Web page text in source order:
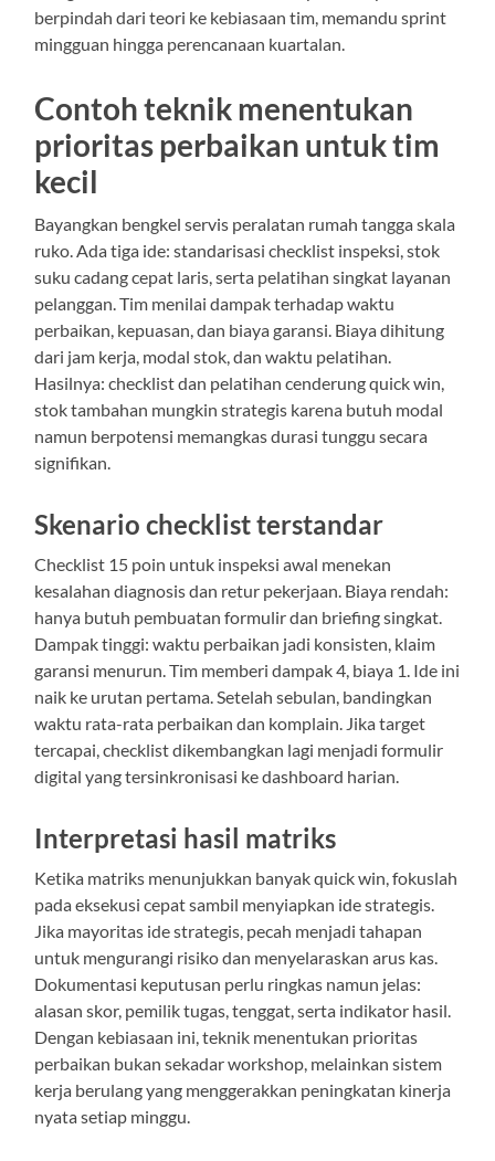
berpindah dari teori ke kebiasaan tim, memandu sprint
mingguan hingga perencanaan kuartalan.
Contoh teknik menentukan
prioritas perbaikan untuk tim
kecil
Bayangkan bengkel servis peralatan rumah tangga skala
ruko. Ada tiga ide: standarisasi checklist inspeksi, stok
suku cadang cepat laris, serta pelatihan singkat layanan
pelanggan. Tim menilai dampak terhadap waktu
perbaikan, kepuasan, dan biaya garansi. Biaya dihitung
dari jam kerja, modal stok, dan waktu pelatihan.
Hasilnya: checklist dan pelatihan cenderung quick win,
stok tambahan mungkin strategis karena butuh modal
namun berpotensi memangkas durasi tunggu secara
signifikan.
Skenario checklist terstandar
Checklist 15 poin untuk inspeksi awal menekan
kesalahan diagnosis dan retur pekerjaan. Biaya rendah:
hanya butuh pembuatan formulir dan briefing singkat.
Dampak tinggi: waktu perbaikan jadi konsisten, klaim
garansi menurun. Tim memberi dampak 4, biaya 1. Ide ini
naik ke urutan pertama. Setelah sebulan, bandingkan
waktu rata-rata perbaikan dan komplain. Jika target
tercapai, checklist dikembangkan lagi menjadi formulir
digital yang tersinkronisasi ke dashboard harian.
Interpretasi hasil matriks
Ketika matriks menunjukkan banyak quick win, fokuslah
pada eksekusi cepat sambil menyiapkan ide strategis.
Jika mayoritas ide strategis, pecah menjadi tahapan
untuk mengurangi risiko dan menyelaraskan arus kas.
Dokumentasi keputusan perlu ringkas namun jelas:
alasan skor, pemilik tugas, tenggat, serta indikator hasil.
Dengan kebiasaan ini, teknik menentukan prioritas
perbaikan bukan sekadar workshop, melainkan sistem
kerja berulang yang menggerakkan peningkatan kinerja
nyata setiap minggu.